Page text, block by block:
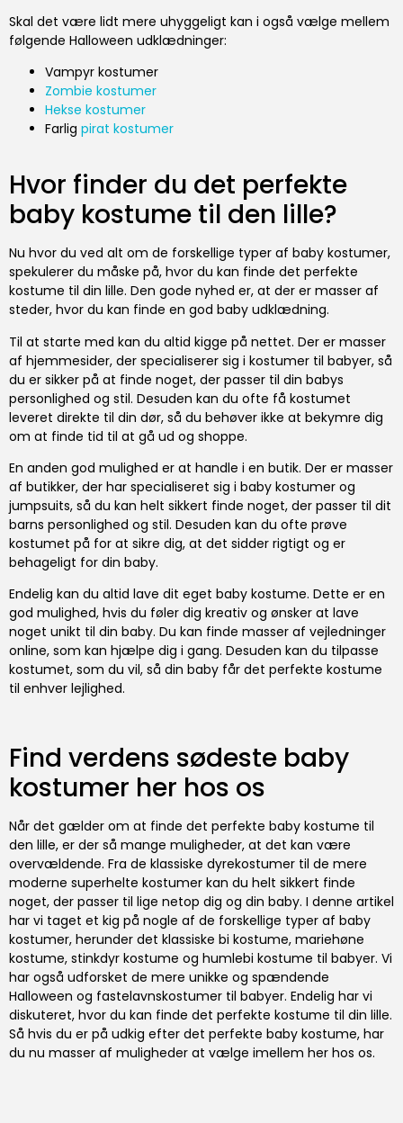
Skal det være lidt mere uhyggeligt kan i også vælge mellem
følgende Halloween udklædninger:
Vampyr kostumer
Zombie kostumer
Hekse kostumer
Farlig pirat kostumer
Hvor finder du det perfekte
baby kostume til den lille?
Nu hvor du ved alt om de forskellige typer af baby kostumer,
spekulerer du måske på, hvor du kan finde det perfekte
kostume til din lille. Den gode nyhed er, at der er masser af
steder, hvor du kan finde en god baby udklædning.
Til at starte med kan du altid kigge på nettet. Der er masser
af hjemmesider, der specialiserer sig i kostumer til babyer, så
du er sikker på at finde noget, der passer til din babys
personlighed og stil. Desuden kan du ofte få kostumet
leveret direkte til din dør, så du behøver ikke at bekymre dig
om at finde tid til at gå ud og shoppe.
En anden god mulighed er at handle i en butik. Der er masser
af butikker, der har specialiseret sig i baby kostumer og
jumpsuits, så du kan helt sikkert finde noget, der passer til dit
barns personlighed og stil. Desuden kan du ofte prøve
kostumet på for at sikre dig, at det sidder rigtigt og er
behageligt for din baby.
Endelig kan du altid lave dit eget baby kostume. Dette er en
god mulighed, hvis du føler dig kreativ og ønsker at lave
noget unikt til din baby. Du kan finde masser af vejledninger
online, som kan hjælpe dig i gang. Desuden kan du tilpasse
kostumet, som du vil, så din baby får det perfekte kostume
til enhver lejlighed.
Find verdens sødeste baby
kostumer her hos os
Når det gælder om at finde det perfekte baby kostume til
den lille, er der så mange muligheder, at det kan være
overvældende. Fra de klassiske dyrekostumer til de mere
moderne superhelte kostumer kan du helt sikkert finde
noget, der passer til lige netop dig og din baby. I denne artikel
har vi taget et kig på nogle af de forskellige typer af baby
kostumer, herunder det klassiske bi kostume, mariehøne
kostume, stinkdyr kostume og humlebi kostume til babyer. Vi
har også udforsket de mere unikke og spændende
Halloween og fastelavnskostumer til babyer. Endelig har vi
diskuteret, hvor du kan finde det perfekte kostume til din lille.
Så hvis du er på udkig efter det perfekte baby kostume, har
du nu masser af muligheder at vælge imellem her hos os.